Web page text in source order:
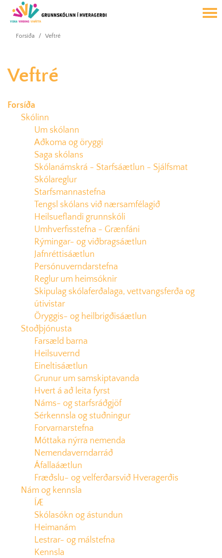
Forsíða / Veftré
Veftré
Forsíða
Skólinn
Um skólann
Aðkoma og öryggi
Saga skólans
Skólanámskrá - Starfsáætlun - Sjálfsmat
Skólareglur
Starfsmannastefna
Tengsl skólans við nærsamfélagið
Heilsueflandi grunnskóli
Umhverfisstefna - Grænfáni
Rýmingar- og viðbragsáætlun
Jafnréttisáætlun
Persónuverndarstefna
Reglur um heimsóknir
Skipulag skólaferðalaga, vettvangsferða og
útivistar
Öryggis- og heilbrigðisáætlun
Stoðþjónusta
Farsæld barna
Heilsuvernd
Eineltisáætlun
Grunur um samskiptavanda
Hvert á að leita fyrst
Náms- og starfsráðgjöf
Sérkennsla og stuðningur
Forvarnarstefna
Móttaka nýrra nemenda
Nemendaverndarráð
Áfallaáætlun
Fræðslu- og velferðarsvið Hveragerðis
Nám og kennsla
ÍÆ
Skólasókn og ástundun
Heimanám
Lestrar- og málstefna
Kennsla